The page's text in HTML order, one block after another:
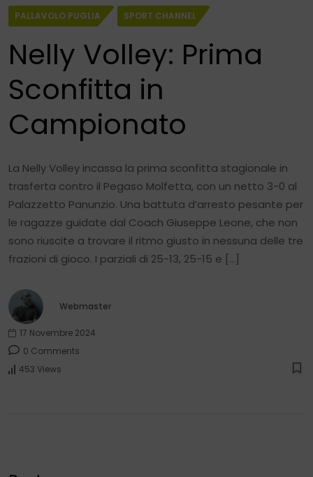
PALLAVOLO PUGLIA SPORT CHANNEL
Nelly Volley: Prima
Sconfitta in
Campionato
La Nelly Volley incassa la prima sconfitta stagionale in
trasferta contro il Pegaso Molfetta, con un netto 3-0 al
Palazzetto Panunzio. Una battuta d’arresto pesante per
le ragazze guidate dal Coach Giuseppe Leone, che non
sono riuscite a trovare il ritmo giusto in nessuna delle tre
frazioni di gioco. I parziali di 25-13, 25-15 e […]
Webmaster
17 Novembre 2024
0 Comments
453 Views